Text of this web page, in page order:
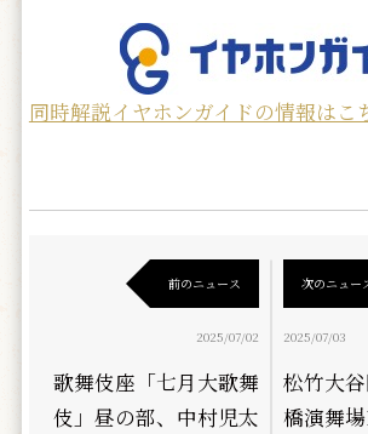
同時解説イヤホンガイドの情報はこ
前のニュース
2025/07/02
歌舞伎座「七月大歌舞
伎」昼の部、中村児太
次のニュー
2025/07/03
松竹大
橋演舞場